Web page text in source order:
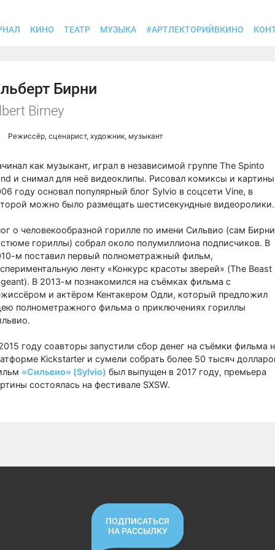
КИНО ТЕАТР МУЗЫКА #АРТЛЕКТОРИЙВКИНО
Бирни
Birney
Режиссёр, сценарист, художник, музыкант
как музыкант, играл в независимой группе The Spinto
и снимал для неё видеоклипы. Рисовал комиксы и
году основал популярный блог Sylvio в соцсети Vine, в
можно было размещать шестисекундные видеоролики.
о человекообразной горилле по имени Сильвио (сам
гориллы) собрал около полумиллиона подписчиков. В
м поставил первый полнометражный фильм,
ленту «Конкурс красоты зверей» (The Beast
В 2013-м познакомился на съёмках фильма с
и актёром Кентакером Одли, который предложил
полнометражного фильма о приключениях гориллы
году соавторы запустили сбор денег на съёмки фильма
Kickstarter и сумели собрать более 50 тысяч
«Сильвио» (Sylvio) был выпущен в 2017 году, премьера
состоялась на фестивале SXSW.
ПОДПИСАТЬСЯ
НА РАССЫЛКУ